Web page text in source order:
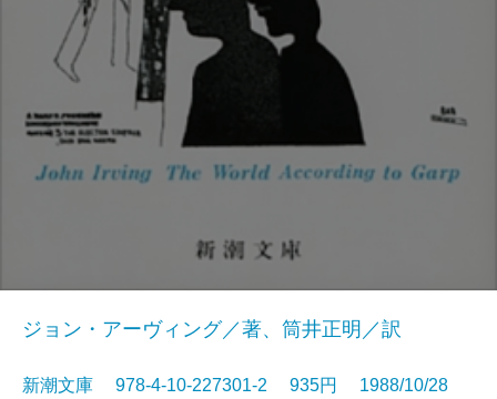
ジョン・アーヴィング／著、筒井正明／訳
新潮文庫 978-4-10-227301-2 935円 1988/10/28